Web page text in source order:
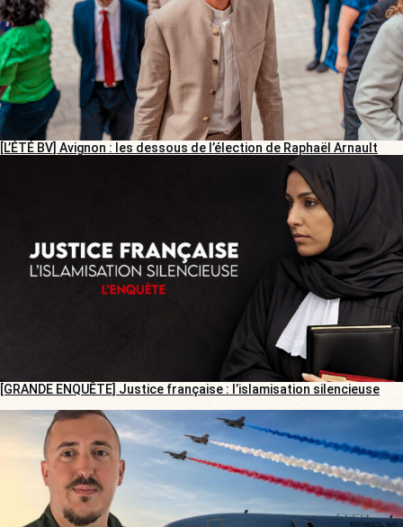
[L’ÉTÉ BV] Avignon : les dessous de l’élection de Raphaël Arnault
[GRANDE ENQUÊTE] Justice française : l’islamisation silencieuse